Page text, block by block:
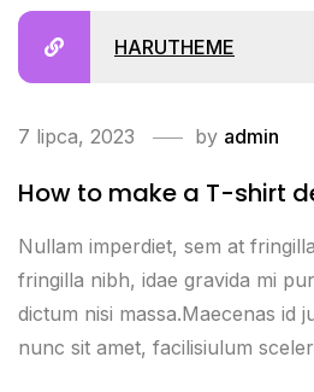
HARUTHEME
7 lipca, 2023 by admin
How to make a T-shirt
Nullam imperdiet, sem at
fringilla nibh, idae gravida mi
dictum nisi massa.Maecenas id
nunc sit amet, facilisiulum